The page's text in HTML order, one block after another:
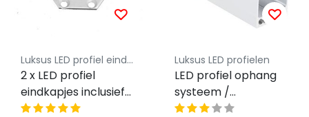
Luksus LED profiel eindkapjes
2 x LED profiel
eindkapjes inclusief
schroeven PL12
Luksus LED profielen
LED profiel ophang
systeem /
Kabelgoot 2 meter